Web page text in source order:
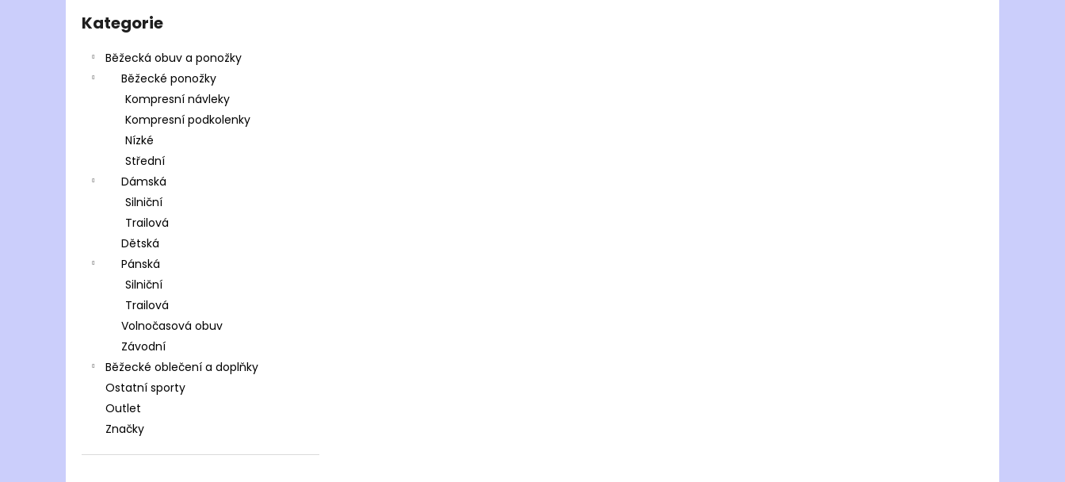
kategorie
Kategorie
Běžecká obuv a ponožky
Běžecké ponožky
Kompresní návleky
Kompresní podkolenky
Nízké
Střední
Dámská
Silniční
Trailová
Dětská
Pánská
Silniční
Trailová
Volnočasová obuv
Závodní
Běžecké oblečení a doplňky
Ostatní sporty
Outlet
Značky